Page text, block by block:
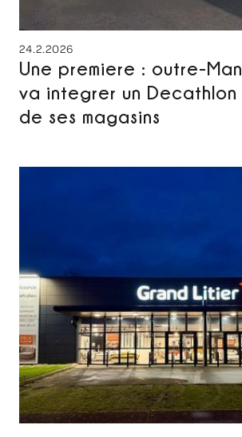
24.2.2026
Une premiere : outre-
va integrer un Decathlon
de ses magasins